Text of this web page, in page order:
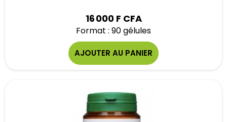
16 000 F CFA
Format : 90 gélules
AJOUTER AU PANIER